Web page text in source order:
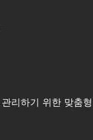
리하기 위한 맞춤